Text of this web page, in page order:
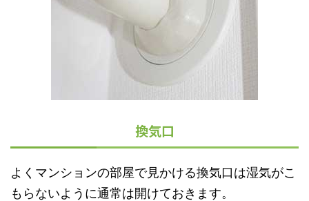
換気口
よくマンションの部屋で見かける換気口は湿気がこ
もらないように通常は開けておきます。